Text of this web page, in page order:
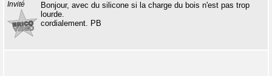
Invité
Bonjour, avec du silicone si la charge du bois n'est pas trop
lourde.
cordialement. PB